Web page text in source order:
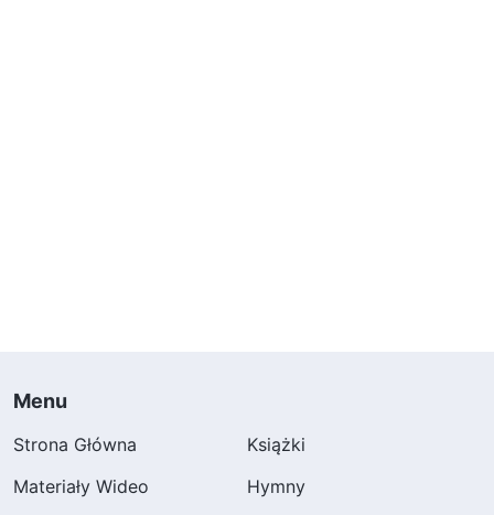
Menu
Strona Główna
Książki
Materiały Wideo
Hymny